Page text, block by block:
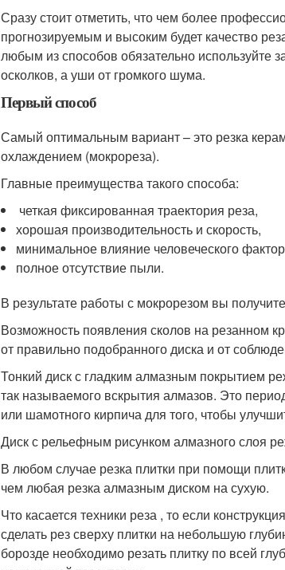
Сразу стоит отметить, что чем более
прогнозируемым и высоким будет качество
любым из способов обязательно используйте
осколков, а уши от громкого шума.
Первый способ
Самый оптимальным вариант – это резка
охлаждением (мокрореза).
Главные преимущества такого способа:
четкая фиксированная траектория реза,
хорошая производительность и скорость,
минимальное влияние человеческого
полное отсутствие пыли.
В результате работы с мокрорезом вы
Возможность появления сколов на резанном
от правильно подобранного диска и от
Тонкий диск с гладким алмазным покрытием
так называемого вскрытия алмазов. Это
или шамотного кирпича для того, чтобы
Диск с рельефным рисунком алмазного слоя
В любом случае резка плитки при помощи
чем любая резка алмазным диском на сухую.
Что касается техники реза , то если
сделать рез сверху плитки на небольшую
борозде необходимо резать плитку по всей